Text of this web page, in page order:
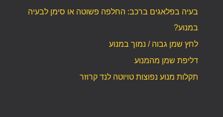
בעיה בפלאגים ברכב: החלפה פשוטה או סימן לבעיה
במנוע?
לחץ שמן גבוה / נמוך במנוע
דליפת שמן מהמנוע
תקלות מנוע נפוצות טויוטה לנד קרוזר